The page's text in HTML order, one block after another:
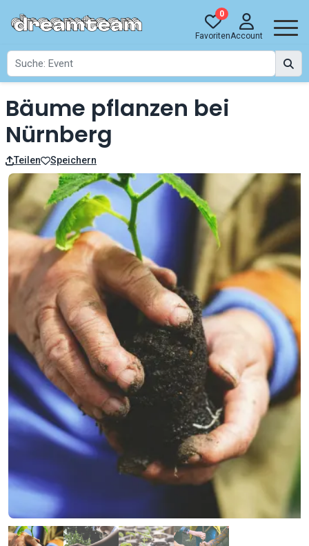
0
FavoritenAccount
Bäume pflanzen bei
Nürnberg
Teilen Speichern